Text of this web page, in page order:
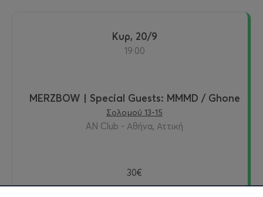
Κυρ, 20/9
19:00
MERZBOW | Special Guests: MMMD / Ghone
Σολομού 13-15
AN Club - Αθήνα, Αττική
30€